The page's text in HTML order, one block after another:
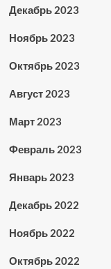
Декабрь 2023
Ноябрь 2023
Октябрь 2023
Август 2023
Март 2023
Февраль 2023
Январь 2023
Декабрь 2022
Ноябрь 2022
Октябрь 2022